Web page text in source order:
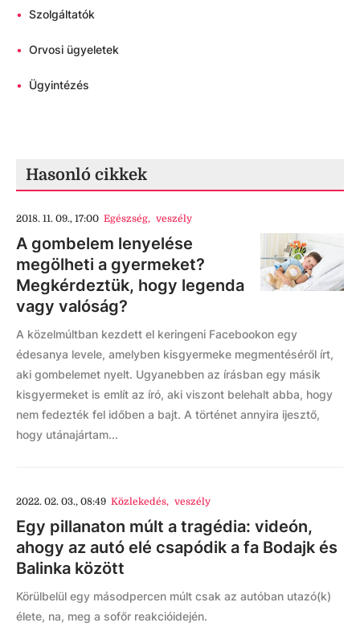
• Szolgáltatók
• Orvosi ügyeletek
• Ügyintézés
Hasonló cikkek
2018. 11. 09., 17:00 Egészség, veszély
A gombelem lenyelése
megölheti a gyermeket?
Megkérdeztük, hogy legenda
vagy valóság?
A közelmúltban kezdett el keringeni Facebookon egy
édesanya levele, amelyben kisgyermeke megmentéséről írt,
aki gombelemet nyelt. Ugyanebben az írásban egy másik
kisgyermeket is említ az író, aki viszont belehalt abba, hogy
nem fedezték fel időben a bajt. A történet annyira ijesztő,
hogy utánajártam...
2022. 02. 03., 08:49 Közlekedés, veszély
Egy pillanaton múlt a tragédia: videón,
ahogy az autó elé csapódik a fa Bodajk és
Balinka között
Körülbelül egy másodpercen múlt csak az autóban utazó(k)
élete, na, meg a sofőr reakcióidején.